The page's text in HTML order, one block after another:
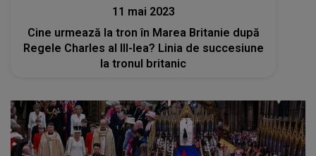
11 mai 2023
Cine urmează la tron în Marea Britanie după
Regele Charles al III-lea? Linia de succesiune
la tronul britanic